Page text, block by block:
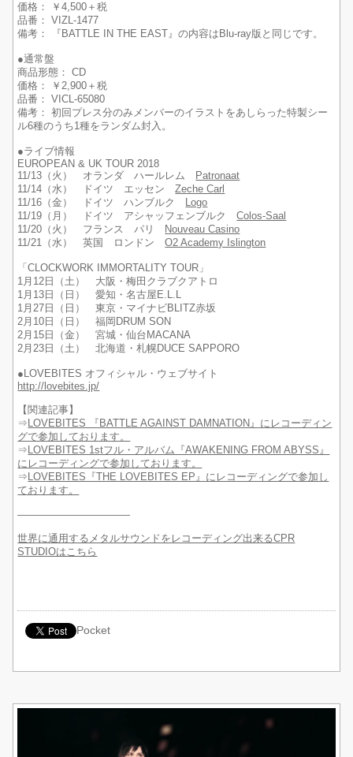
価格： ￥4,500＋税
品番： VIZL-1477
備考： 『BATTLE IN THE EAST』の内容はBlu-ray版と同じです。
●通常盤
商品形態： CD
価格： ￥2,900＋税
品番： VICL-65080
備考： 初回プレス分のみメンバーのイラストをあしらった特製シー
ル6種のうち1種をランダム封入。
●ライブ情報
EUROPEAN & UK TOUR 2018
11/13（火） オランダ ハールレム
Patronaat
11/14（水） ドイツ エッセンZeche Carl
11/16（金） ドイツ ハンブルク
Logo
11/19（月） ドイツ アシャッフェンブルクColos-Saal
11/20（火） フランス パリ
Nouveau Casino
11/21（水） 英国 ロンドンO2 Academy Islington
「CLOCKWORK IMMORTALITY TOUR」
1月12日（土） 大阪・梅田クラブクアトロ
1月13日（日） 愛知・名古屋E.L.L
1月27日（日） 東京・マイナビBLITZ赤坂
2月10日（日） 福岡DRUM SON
2月15日（金） 宮城・仙台MACANA
2月23日（土） 北海道・札幌DUCE SAPPORO
●LOVEBITES オフィシャル・ウェブサイト
http://lovebites.jp/
【関連記事】
⇒ LOVEBITES 『BATTLE AGAINST DAMNATION』にレコーディン
グで参加しております。
⇒ LOVEBITES 1stフル・アルバム『AWAKENING FROM ABYSS』
にレコーディングで参加しております。
⇒ LOVEBITES『THE LOVEBITES EP』にレコーディングで参加し
ております。
———————————
世界に通用するメタルサウンドをレコーディング出来るCPR
STUDIOはこちら
Pocket